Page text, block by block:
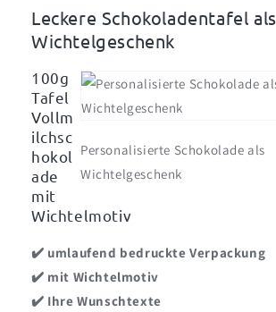
mit
Ihrem
Wunschtext
mit
Ihrem
Wunschtext
Leckere Schokoladentafel als
Wichtelgeschenk
Personalisierte Schokolade als
Wichtelgeschenk
100g
Tafel
Vollm
ilchsc
hokol
ade
mit
Wichtelmotiv
✔️ umlaufend bedruckte Verpackung
✔️ mit Wichtelmotiv
✔️ Ihre Wunschtexte